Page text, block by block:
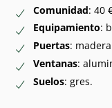
Comunidad: 40
Equipamiento:
Puertas:
Ventanas:
Suelos: gres.